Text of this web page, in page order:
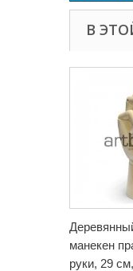
В
манекен
руки, 29